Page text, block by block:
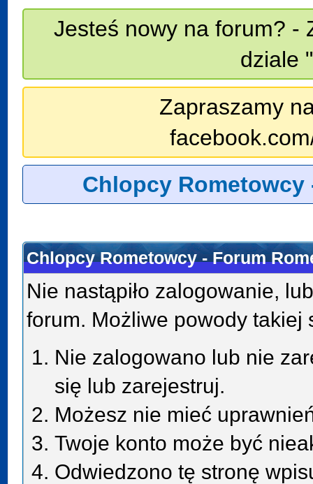
Jesteś nowy na forum? -
dziale
Zapraszamy
Chlopcy Rometowcy
Chlopcy Rometowcy - Forum
Nie nastąpiło zalogowanie,
forum. Możliwe powody takiej
Nie zalogowano lub nie
się lub zarejestruj.
Możesz nie mieć
Twoje konto może być
Odwiedzono tę stronę